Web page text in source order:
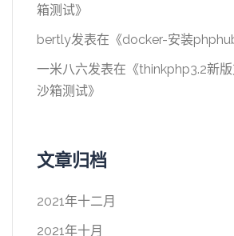
箱测试》
bertly发表在《docker-安装
一米八六发表在《thinkphp3.2新
沙箱测试》
文章归档
2021年十二月
2021年十月